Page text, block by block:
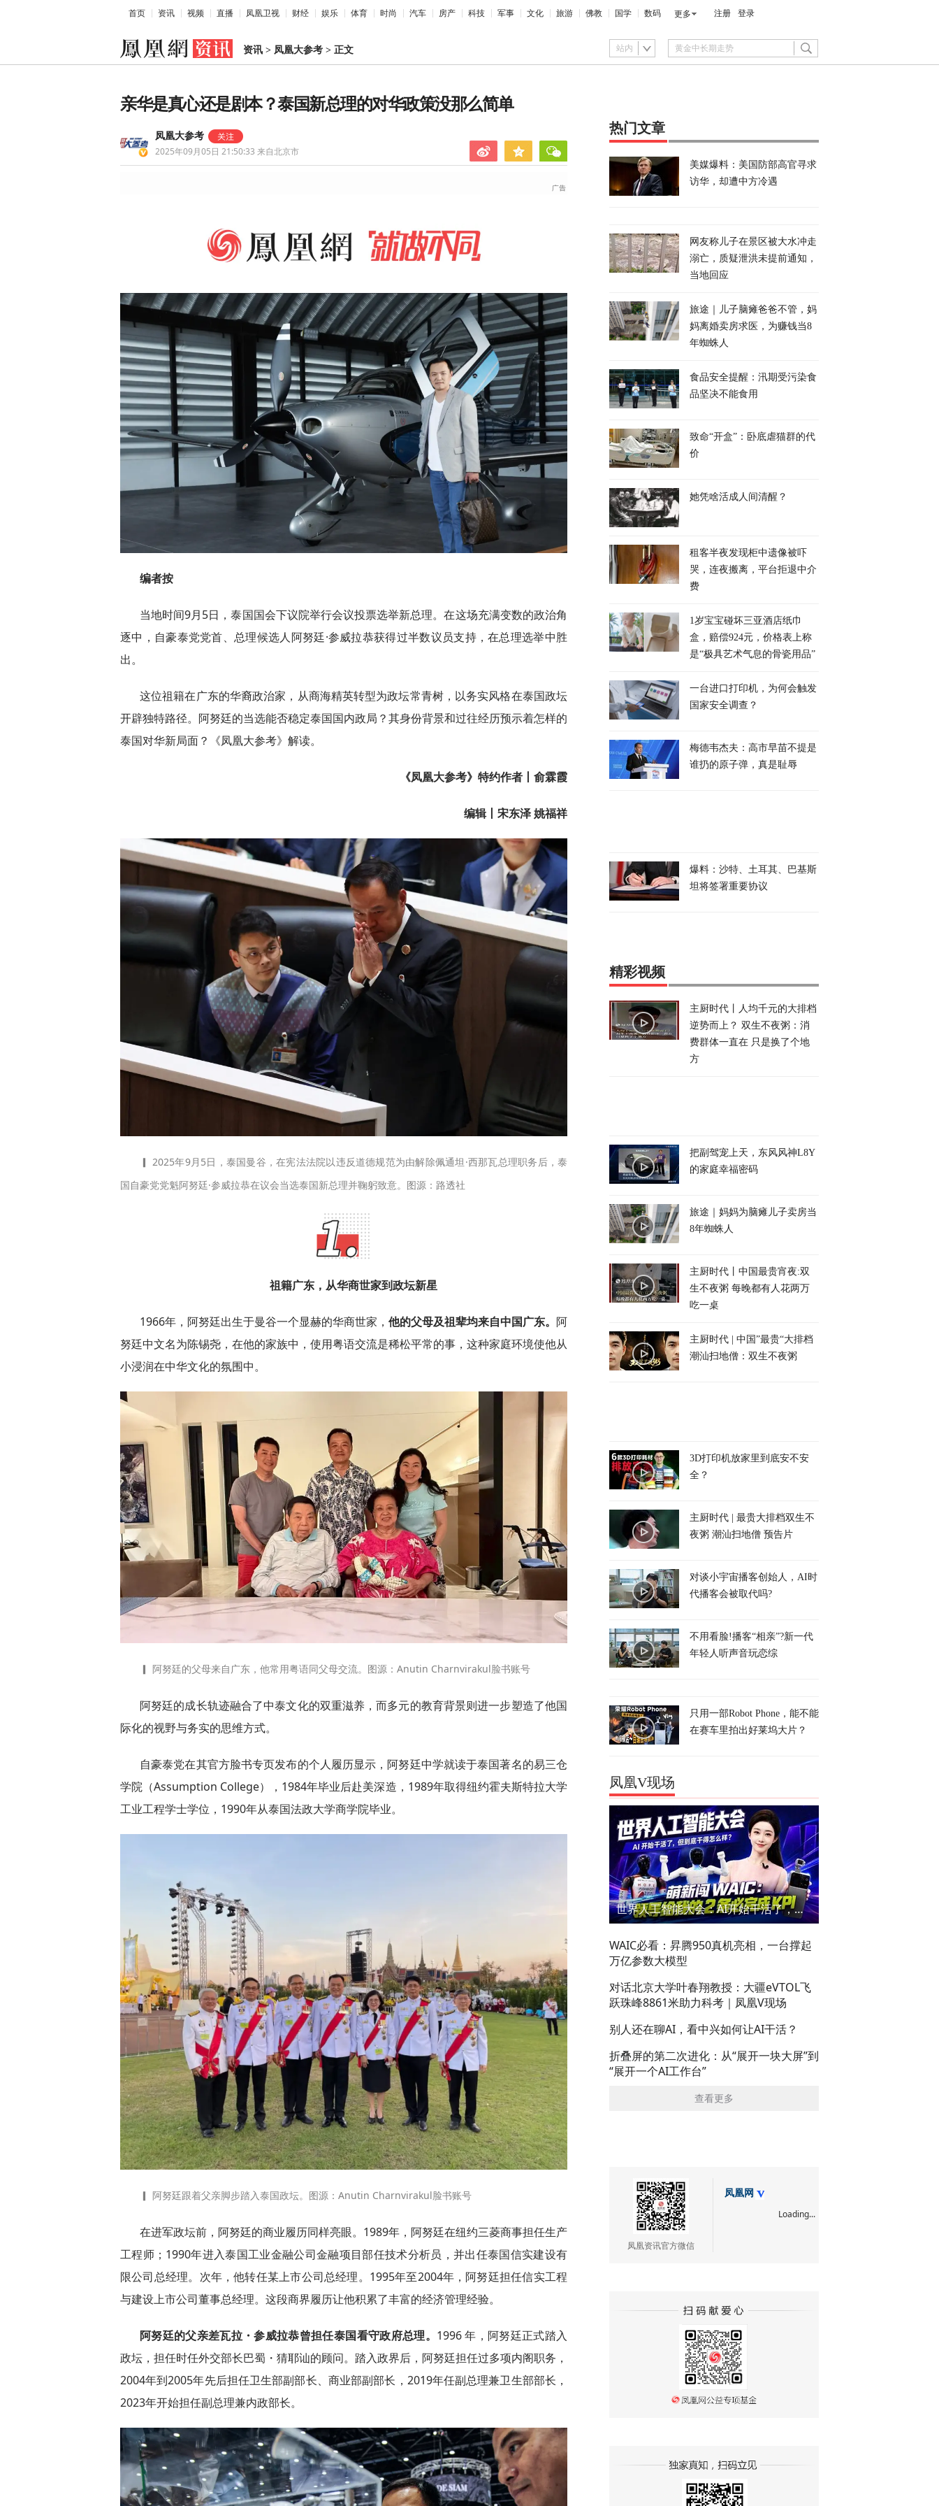
首页 资讯 视频 直播 凤凰卫视 财经 娱乐 体育 时尚 汽车 房产 科技 军事 文化 旅游 佛教 国学 数码 更多 注册 登录
资讯 > 凤凰大参考 > 正文 站内
亲华是真心还是剧本？泰国新总理的对华政策没那么简单
凤凰大参考
2025年09月05日 21:50:33 来自北京市
编者按
当地时间9月5日，泰国国会下议院举行会议投票选举新总理。在这场充满变数的政治角
逐中，自豪泰党党首、总理候选人阿努廷·参威拉恭获得过半数议员支持，在总理选举中胜
出。
这位祖籍在广东的华裔政治家，从商海精英转型为政坛常青树，以务实风格在泰国政坛
开辟独特路径。阿努廷的当选能否稳定泰国国内政局？其身份背景和过往经历预示着怎样的
泰国对华新局面？《凤凰大参考》解读。
《凤凰大参考》特约作者丨俞霖霞
编辑丨宋东泽 姚福祥
▎ 2025年9月5日，泰国曼谷，在宪法法院以违反道德规范为由解除佩通坦·西那瓦总理职务后，泰
国自豪党党魁阿努廷·参威拉恭在议会当选泰国新总理并鞠躬致意。图源：路透社
祖籍广东，从华商世家到政坛新星
1966年，阿努廷出生于曼谷一个显赫的华商世家， 他的父母及祖辈均来自中国广东。 阿
努廷中文名为陈锡尧，在他的家族中，使用粤语交流是稀松平常的事，这种家庭环境使他从
小浸润在中华文化的氛围中。
▎ 阿努廷的父母来自广东，他常用粤语同父母交流。图源：Anutin Charnvirakul脸书账号
阿努廷的成长轨迹融合了中泰文化的双重滋养，而多元的教育背景则进一步塑造了他国
际化的视野与务实的思维方式。
自豪泰党在其官方脸书专页发布的个人履历显示，阿努廷中学就读于泰国著名的易三仓
学院（Assumption College），1984年毕业后赴美深造，1989年取得纽约霍夫斯特拉大学
工业工程学士学位，1990年从泰国法政大学商学院毕业。
▎ 阿努廷跟着父亲脚步踏入泰国政坛。图源：Anutin Charnvirakul脸书账号
在进军政坛前，阿努廷的商业履历同样亮眼。1989年，阿努廷在纽约三菱商事担任生产
工程师；1990年进入泰国工业金融公司金融项目部任技术分析员，并出任泰国信实建设有
限公司总经理。次年，他转任某上市公司总经理。1995年至2004年，阿努廷担任信实工程
与建设上市公司董事总经理。这段商界履历让他积累了丰富的经济管理经验。
阿努廷的父亲差瓦拉・参威拉恭曾担任泰国看守政府总理。 1996 年，阿努廷正式踏入
政坛，担任时任外交部长巴蜀・猜耶讪的顾问。踏入政界后，阿努廷担任过多项内阁职务，
2004年到2005年先后担任卫生部副部长、商业部副部长，2019年任副总理兼卫生部部长，
2023年开始担任副总理兼内政部长。
热门文章
美媒爆料：美国防部高官寻求
访华，却遭中方冷遇
网友称儿子在景区被大水冲走
溺亡，质疑泄洪未提前通知，
当地回应
旅途｜儿子脑瘫爸爸不管，妈
妈离婚卖房求医，为赚钱当8
年蜘蛛人
食品安全提醒：汛期受污染食
品坚决不能食用
致命“开盒”：卧底虐猫群的代
价
她凭啥活成人间清醒？
租客半夜发现柜中遗像被吓
哭，连夜搬离，平台拒退中介
费
1岁宝宝碰坏三亚酒店纸巾
盒，赔偿924元，价格表上称
是“极具艺术气息的骨瓷用品”
一台进口打印机，为何会触发
国家安全调查？
梅德韦杰夫：高市早苗不提是
谁扔的原子弹，真是耻辱
爆料：沙特、土耳其、巴基斯
坦将签署重要协议
精彩视频
主厨时代丨人均千元的大排档
逆势而上？ 双生不夜粥：消
费群体一直在 只是换了个地
方
把副驾宠上天，东风风神L8Y
的家庭幸福密码
旅途｜妈妈为脑瘫儿子卖房当
8年蜘蛛人
主厨时代丨中国最贵宵夜:双
生不夜粥 每晚都有人花两万
吃一桌
主厨时代 | 中国”最贵“大排档
潮汕扫地僧：双生不夜粥
3D打印机放家里到底安不安
全？
主厨时代 | 最贵大排档双生不
夜粥 潮汕扫地僧 预告片
对谈小宇宙播客创始人，AI时
代播客会被取代吗?
不用看脸!播客“相亲”?新一代
年轻人听声音玩恋综
只用一部Robot Phone，能不能
在赛车里拍出好莱坞大片？
凤凰V现场
世界人工智能大会：AI开始干活了，但到底干的怎么样？萌新闯WAIC
WAIC必看：昇腾950真机亮相，一台撑起
万亿参数大模型
对话北京大学叶春翔教授：大疆eVTOL飞
跃珠峰8861米助力科考｜凤凰V现场
别人还在聊AI，看中兴如何让AI干活？
折叠屏的第二次进化：从“展开一块大屏”到
“展开一个AI工作台”
查看更多
凤凰资讯官方微信
凤凰网
Loading...